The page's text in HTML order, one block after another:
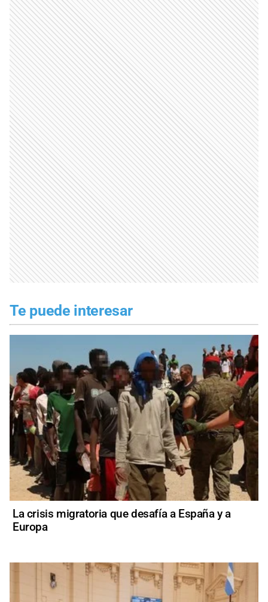
Te puede interesar
La crisis migratoria que desafía a España y a
Europa